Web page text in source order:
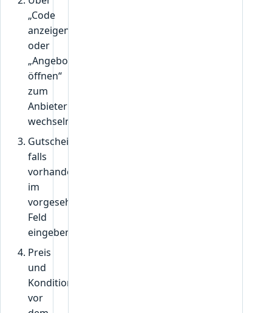
„Code
anzeigen“
oder
„Angebot
öffnen“
zum
Anbieter
wechseln.
Gutscheincode,
falls
vorhanden,
im
vorgesehenen
Feld
eingeben.
Preis
und
Konditionen
vor